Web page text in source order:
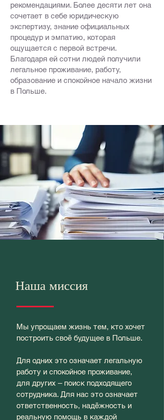
рекомендациями. Более десяти лет она
сочетает в себе юридическую
экспертизу, знание официальных
процедур и эмпатию, которая
ощущается с первой встречи.
Благодаря ей сотни людей получили
легальное проживание, работу,
образование и спокойное начало жизни
в Польше.
Наша миссия
Мы упрощаем жизнь тем, кто хочет
построить своё будущее в Польше.
Для одних это означает легальную
работу и спокойное проживание,
для других – поиск подходящего
сотрудника. Для нас это означает
ответственность, надёжность и
реальную помощь в каждой